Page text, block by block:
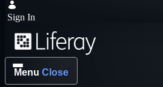
Sign In
Menu Close